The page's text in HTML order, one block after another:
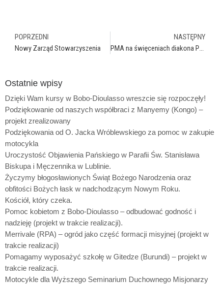
POPRZEDNI
Nowy Zarząd Stowarzyszenia
NASTĘPNY
PMA na święceniach diakona Pawła Patyka
Ostatnie wpisy
Dzięki Wam kursy w Bobo-Dioulasso wreszcie się rozpoczęły!
Podziękowanie od naszych współbraci z Manyemy (Kongo) –
projekt zrealizowany
Podziękowania od O. Jacka Wróblewskiego za pomoc w zakupie
motocykla
Uroczystość Objawienia Pańskiego w Parafii Św. Stanisława
Biskupa i Męczennika w Lublinie.
Życzymy błogosławionych Świąt Bożego Narodzenia oraz
obfitości Bożych łask w nadchodzącym Nowym Roku.
Kościół, który czeka.
Pomoc kobietom z Bobo-Dioulasso – odbudować godność i
nadzieję (projekt w trakcie realizacji).
Merrivale (RPA) – ogród jako część formacji misyjnej (projekt w
trakcie realizacji)
Pomagamy wyposażyć szkołę w Gitedze (Burundi) – projekt w
trakcie realizacji.
Motocykle dla Wyższego Seminarium Duchownego Misjonarzy